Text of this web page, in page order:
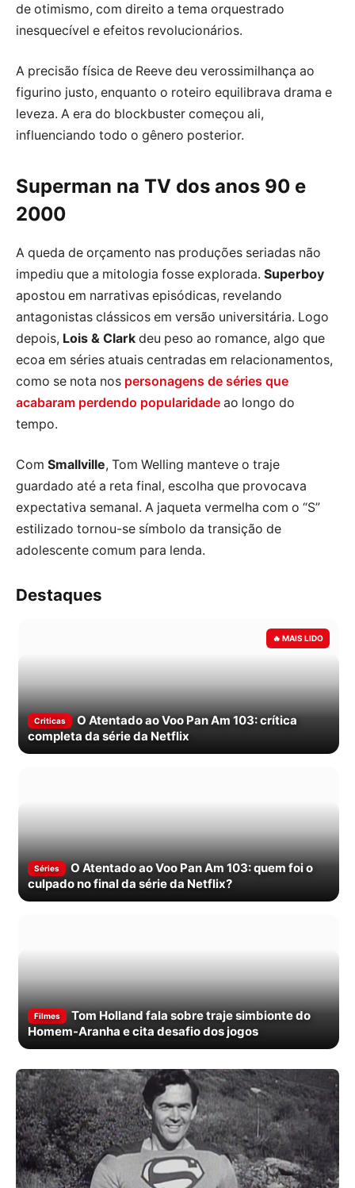
de otimismo, com direito a tema orquestrado
inesquecível e efeitos revolucionários.
A precisão física de Reeve deu verossimilhança ao
figurino justo, enquanto o roteiro equilibrava drama e
leveza. A era do blockbuster começou ali,
influenciando todo o gênero posterior.
Superman na TV dos anos 90 e
2000
A queda de orçamento nas produções seriadas não
impediu que a mitologia fosse explorada. Superboy
apostou em narrativas episódicas, revelando
antagonistas clássicos em versão universitária. Logo
depois, Lois & Clark deu peso ao romance, algo que
ecoa em séries atuais centradas em relacionamentos,
como se nota nos personagens de séries que
acabaram perdendo popularidade ao longo do
tempo.
Com Smallville, Tom Welling manteve o traje
guardado até a reta final, escolha que provocava
expectativa semanal. A jaqueta vermelha com o “S”
estilizado tornou-se símbolo da transição de
adolescente comum para lenda.
Destaques
Criticas
O Atentado ao Voo Pan Am 103: crítica
completa da série da Netflix
Séries
O Atentado ao Voo Pan Am 103: quem foi o
culpado no final da série da Netflix?
Filmes
Tom Holland fala sobre traje simbionte do
Homem-Aranha e cita desafio dos jogos